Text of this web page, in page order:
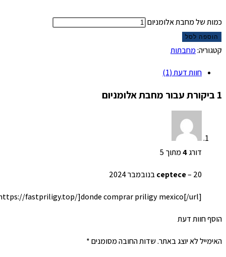
כמות של מחבת אלומניום
הוספה לסל
קטגוריה:מחבתות
חוות דעת (1)
1 ביקורת עבור מחבת אלומניום
דורג4מתוך 5
ceptece –20 בנובמבר 2024
fastpriligy.top/]donde comprar priligy mexico[/url]
הוסף חוות דעת
האימייל לא יוצג באתר.שדות החובה מסומנים*